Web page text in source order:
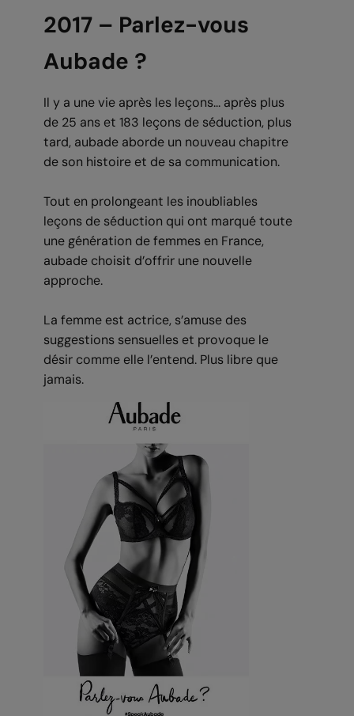
2017 – Parlez-vous
Aubade ?
Il y a une vie après les leçons... après plus
de 25 ans et 183 leçons de séduction, plus
tard, aubade aborde un nouveau chapitre
de son histoire et de sa communication.
Tout en prolongeant les inoubliables
leçons de séduction qui ont marqué toute
une génération de femmes en France,
aubade choisit d’offrir une nouvelle
approche.
La femme est actrice, s’amuse des
suggestions sensuelles et provoque le
désir comme elle l’entend. Plus libre que
jamais.